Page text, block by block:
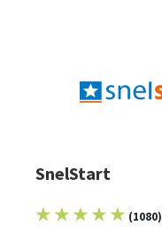
SnelStart
★ ★ ★ ★ ★ (1080)